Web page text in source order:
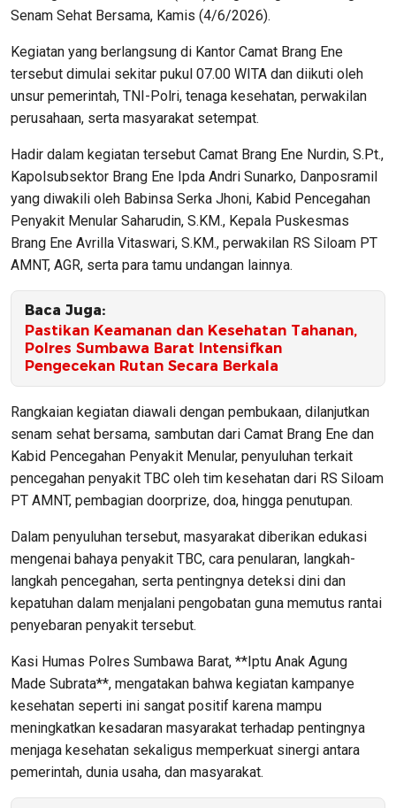
Senam Sehat Bersama, Kamis (4/6/2026).
Kegiatan yang berlangsung di Kantor Camat Brang Ene
tersebut dimulai sekitar pukul 07.00 WITA dan diikuti oleh
unsur pemerintah, TNI-Polri, tenaga kesehatan, perwakilan
perusahaan, serta masyarakat setempat.
Hadir dalam kegiatan tersebut Camat Brang Ene Nurdin, S.Pt.,
Kapolsubsektor Brang Ene Ipda Andri Sunarko, Danposramil
yang diwakili oleh Babinsa Serka Jhoni, Kabid Pencegahan
Penyakit Menular Saharudin, S.KM., Kepala Puskesmas
Brang Ene Avrilla Vitaswari, S.KM., perwakilan RS Siloam PT
AMNT, AGR, serta para tamu undangan lainnya.
Baca Juga:
Pastikan Keamanan dan Kesehatan Tahanan,
Polres Sumbawa Barat Intensifkan
Pengecekan Rutan Secara Berkala
Rangkaian kegiatan diawali dengan pembukaan, dilanjutkan
senam sehat bersama, sambutan dari Camat Brang Ene dan
Kabid Pencegahan Penyakit Menular, penyuluhan terkait
pencegahan penyakit TBC oleh tim kesehatan dari RS Siloam
PT AMNT, pembagian doorprize, doa, hingga penutupan.
Dalam penyuluhan tersebut, masyarakat diberikan edukasi
mengenai bahaya penyakit TBC, cara penularan, langkah-
langkah pencegahan, serta pentingnya deteksi dini dan
kepatuhan dalam menjalani pengobatan guna memutus rantai
penyebaran penyakit tersebut.
Kasi Humas Polres Sumbawa Barat, **Iptu Anak Agung
Made Subrata**, mengatakan bahwa kegiatan kampanye
kesehatan seperti ini sangat positif karena mampu
meningkatkan kesadaran masyarakat terhadap pentingnya
menjaga kesehatan sekaligus memperkuat sinergi antara
pemerintah, dunia usaha, dan masyarakat.